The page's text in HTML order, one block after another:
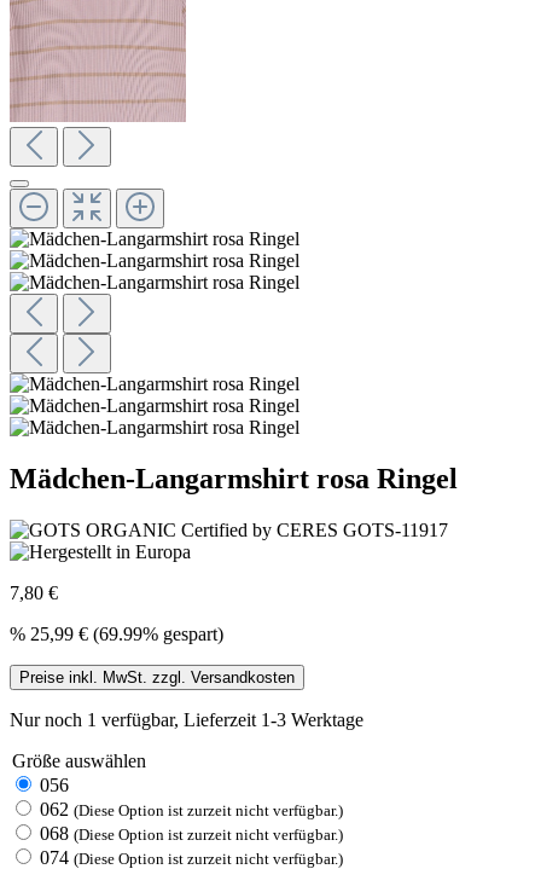
Mädchen-Langarmshirt rosa Ringel
7,80 €
% 25,99 € (69.99% gespart)
Preise inkl. MwSt. zzgl. Versandkosten
Nur noch 1 verfügbar, Lieferzeit 1-3 Werktage
Größe auswählen
056
062 (Diese Option ist zurzeit nicht verfügbar.)
068 (Diese Option ist zurzeit nicht verfügbar.)
074 (Diese Option ist zurzeit nicht verfügbar.)